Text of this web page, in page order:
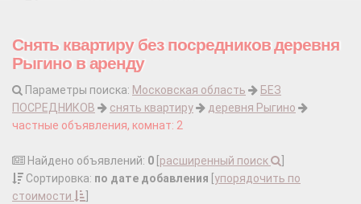
Снять квартиру без посредников деревня
Рыгино в аренду
Параметры поиска: Московская область
БЕЗ
ПОСРЕДНИКОВ
снять квартиру
деревня Рыгино
частные объявления, комнат: 2
Найдено объявлений: 0 расширенный поиск
Сортировка: по дате добавления упорядочить по
стоимости